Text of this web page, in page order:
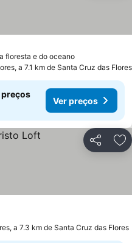
floresta e do oceanoVer preços
a 7.1 km de Santa Cruz das Flores
preços
Ver preços
Partilhar
a 7.3 km de Santa Cruz das Flores